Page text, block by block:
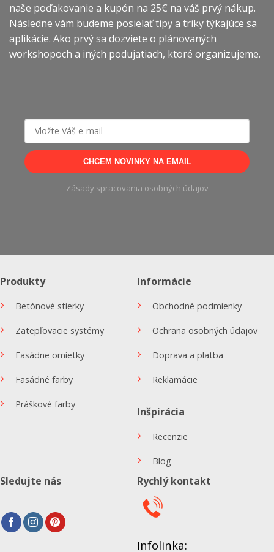
naše poďakovanie a kupón na 25€ na váš prvý nákup.
Následne vám budeme posielať tipy a triky týkajúce sa
aplikácie. Ako prvý sa dozviete o plánovaných
workshopoch a iných podujatiach, ktoré organizujeme.
CHCEM NOVINKY NA EMAIL
Zásady spracovania osobných údajov
Produkty
Betónové stierky
Zatepľovacie systémy
Fasádne omietky
Fasádné farby
Práškové farby
Informácie
Obchodné podmienky
Ochrana osobných údajov
Doprava a platba
Reklamácie
Inšpirácia
Recenzie
Blog
Sledujte nás Rychlý kontakt
Infolinka: